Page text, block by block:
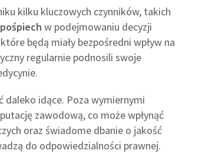
kilku kluczowych czynników, takich
pośpiech w podejmowaniu decyzji
będą miały bezpośredni wpływ na
regularnie podnosili swoje
daleko idące. Poza wymiernymi
zawodową, co może wpłynąć
oraz świadome dbanie o jakość
do odpowiedzialności prawnej.